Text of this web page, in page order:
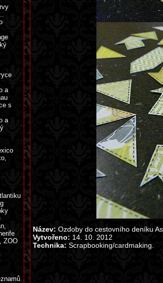
Název: Ozdoby do cestovního deníku
Vytvořeno: 14. 10. 2012
Technika: Scrapbooking/cardmaking.
a
s
a
ZOO